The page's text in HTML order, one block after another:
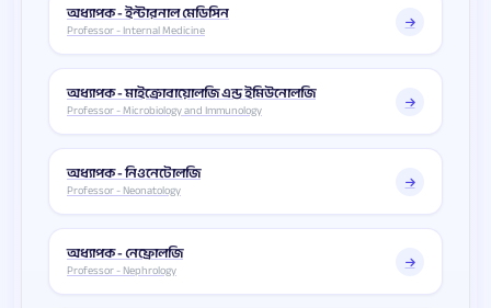
অধ্যাপক - ইন্টারনাল মেডিসিন
Professor - Internal Medicine
অধ্যাপক - মাইক্রোবায়োলজি এন্ড ইমিউনোলজি
Professor - Microbiology and Immunology
অধ্যাপক - নিওনেটোলজি
Professor - Neonatology
অধ্যাপক - নেফ্রোলজি
Professor - Nephrology